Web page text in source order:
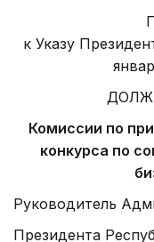
к Указу
Комиссии по
конкурса по
Руководитель
Президента